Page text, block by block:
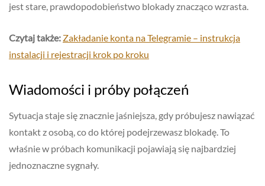
jest stare, prawdopodobieństwo blokady znacząco wzrasta.
Czytaj także: Zakładanie konta na Telegramie – instrukcja
instalacji i rejestracji krok po kroku
Wiadomości i próby połączeń
Sytuacja staje się znacznie jaśniejsza, gdy próbujesz nawiązać
kontakt z osobą, co do której podejrzewasz blokadę. To
właśnie w próbach komunikacji pojawiają się najbardziej
jednoznaczne sygnały.